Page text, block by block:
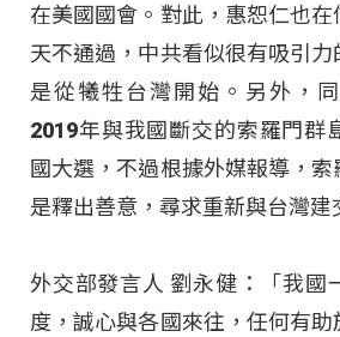
在美國國會。對此，惠恕仁也
天不通過，中共看似很有吸引
是從犧牲台灣開始。另外，
2019年與我國斷交的索羅門群
國大選，不過根據外媒報導，
是釋出善意，尋求重新與台灣建
外交部發言人 劉永健：「我國
度，誠心與各國來往，任何有